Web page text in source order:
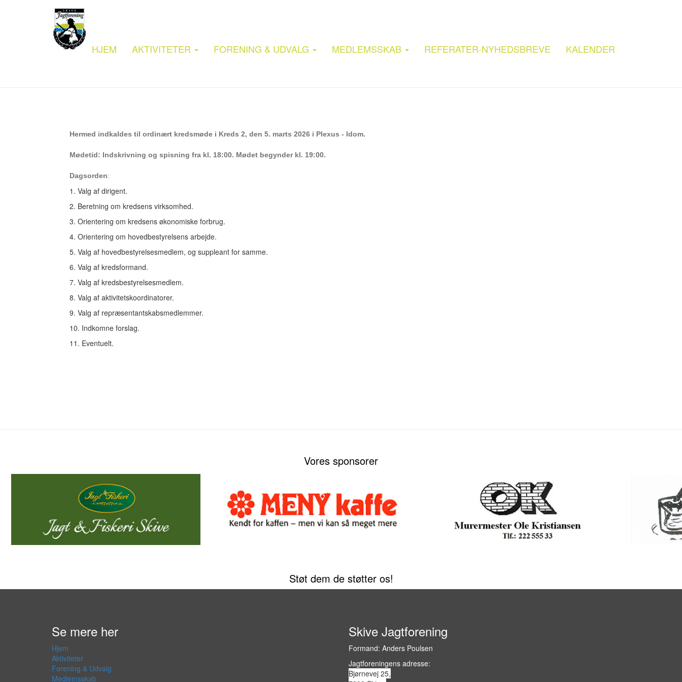
HJEM AKTIVITETER FORENING & UDVALG MEDLEMSSKAB REFERATER-NYHEDSBREVE KALENDER
Hermed indkaldes til ordinært kredsmøde i Kreds 2, den 5. marts 2026 i Plexus - Idom.
Mødetid: Indskrivning og spisning fra kl. 18:00. Mødet begynder kl. 19:00.
Dagsorden:
1. Valg af dirigent.
2. Beretning om kredsens virksomhed.
3. Orientering om kredsens økonomiske forbrug.
4. Orientering om hovedbestyrelsens arbejde.
5. Valg af hovedbestyrelsesmedlem, og suppleant for samme.
6. Valg af kredsformand.
7. Valg af kredsbestyrelsesmedlem.
8. Valg af aktivitetskoordinatorer.
9. Valg af repræsentantskabsmedlemmer.
10. Indkomne forslag.
11. Eventuelt.
Vores sponsorer
Støt dem de støtter os!
Se mere her
Hjem
Aktiviteter
Forening & Udvalg
Medlemsskab
Skive Jagtforening
Formand: Anders Poulsen
Jagtforeningens adresse:
Bjørnevej 25,